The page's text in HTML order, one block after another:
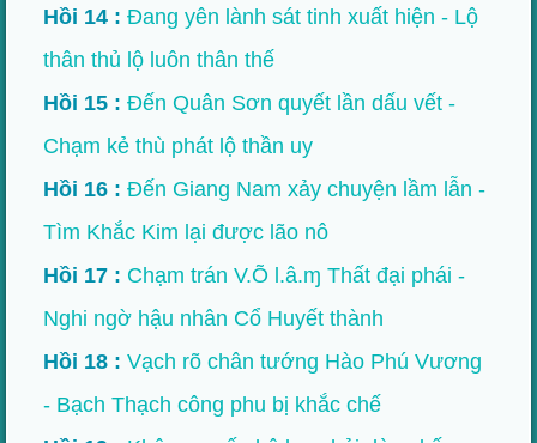
Hồi 14 : Đang yên lành sát tinh xuất hiện - Lộ
thân thủ lộ luôn thân thế
Hồi 15 : Đến Quân Sơn quyết lần dấu vết -
Chạm kẻ thù phát lộ thần uy
Hồi 16 : Đến Giang Nam xảy chuyện lầm lẫn -
Tìm Khắc Kim lại được lão nô
Hồi 17 : Chạm trán V.Õ l.â.ɱ Thất đại phái -
Nghi ngờ hậu nhân Cổ Huyết thành
Hồi 18 : Vạch rõ chân tướng Hào Phú Vương
- Bạch Thạch công phu bị khắc chế